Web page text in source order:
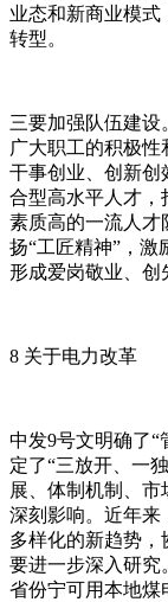
业态和新商业模
转型。
三要加强队伍建设
广大职工的积极
干事创业、创新创
合型高水平人才，
素质高的一流人才
扬“工匠精神”，激
形成爱岗敬业、创
8 关于电力改革
中发9号文明确了“
定了“三放开、一
展、体制机制、
深刻影响。近年来
多样化的新趋势
要进一步深入研究
省份宁可用本地煤